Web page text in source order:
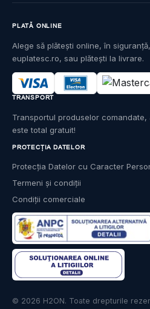
PROTECȚIA DATELOR
Protecția Datelor cu Caracter
Termeni și condiții
Condiții comerciale
© 2026 H2ON. Toate drepturile
PLATĂ ONLINE
Alege să plătești online, în
euplatesc.ro, sau plătești la livrare.
TRANSPORT
Transportul produselor
este total gratuit!